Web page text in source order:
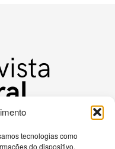
tecnologias como
do dispositivo.